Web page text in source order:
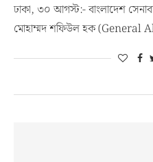
ঢাকা, ৩০ আগস্ট:- বাংলাদেশ
মোহাম্মদ শফিউল হক (General